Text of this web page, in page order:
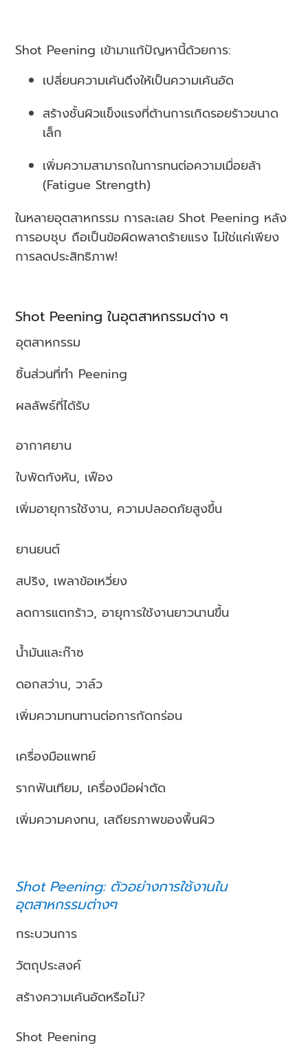
Shot Peening เข้ามาแก้ปัญหานี้ด้วยการ:
เปลี่ยนความเค้นดึงให้เป็นความเค้นอัด
สร้างชั้นผิวแข็งแรงที่ต้านการเกิดรอยร้าวขนาด
เล็ก
เพิ่มความสามารถในการทนต่อความเมื่อยล้า
(Fatigue Strength)
ในหลายอุตสาหกรรม การละเลย Shot Peening หลัง
การอบชุบ ถือเป็นข้อผิดพลาดร้ายแรง ไม่ใช่แค่เพียง
การลดประสิทธิภาพ!
Shot Peening ในอุตสาหกรรมต่าง ๆ
อุตสาหกรรม
ชิ้นส่วนที่ทำ Peening
ผลลัพธ์ที่ได้รับ
อากาศยาน
ใบพัดกังหัน, เฟือง
เพิ่มอายุการใช้งาน, ความปลอดภัยสูงขึ้น
ยานยนต์
สปริง, เพลาข้อเหวี่ยง
ลดการแตกร้าว, อายุการใช้งานยาวนานขึ้น
น้ำมันและก๊าซ
ดอกสว่าน, วาล์ว
เพิ่มความทนทานต่อการกัดกร่อน
เครื่องมือแพทย์
รากฟันเทียม, เครื่องมือผ่าตัด
เพิ่มความคงทน, เสถียรภาพของพื้นผิว
Shot Peening: ตัวอย่างการใช้งานใน
อุตสาหกรรมต่างๆ
กระบวนการ
วัตถุประสงค์
สร้างความเค้นอัดหรือไม่?
Shot Peening